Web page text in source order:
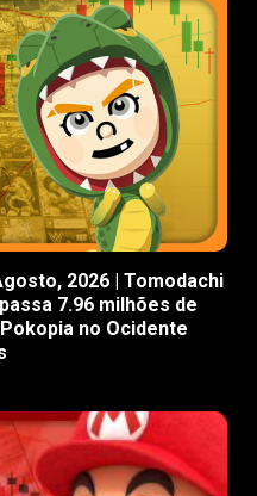
2026 | Tomodachi
7.96 milhões de
no Ocidente